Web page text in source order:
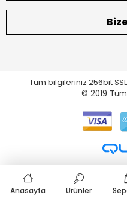
Tüm bilgileriniz 256bit
© 2019
Anasayfa Ürünler